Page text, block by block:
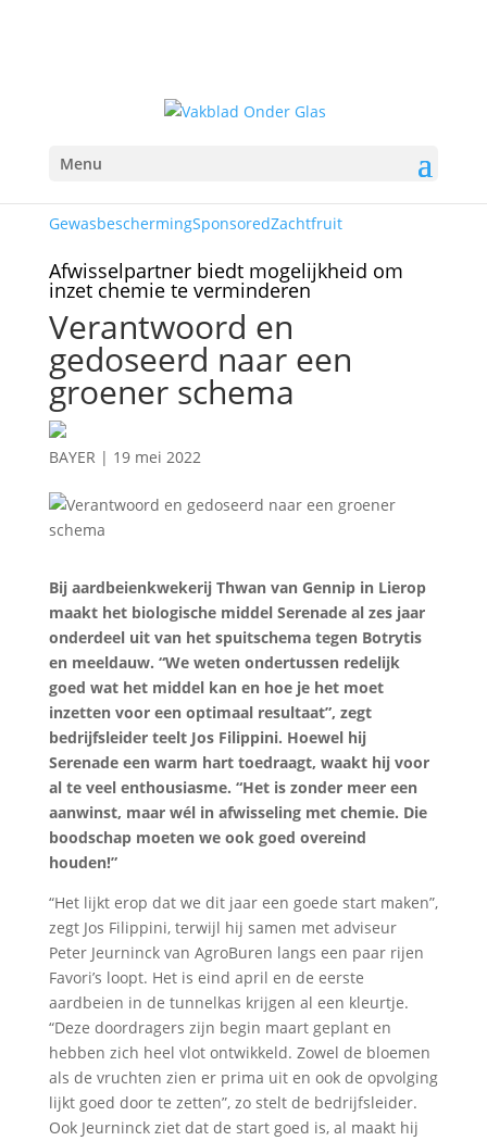
Menu
GewasbeschermingSponsoredZachtfruit
Afwisselpartner biedt mogelijkheid om
inzet chemie te verminderen
Verantwoord en
gedoseerd naar een
groener schema
BAYER | 19 mei 2022
Bij aardbeienkwekerij Thwan van Gennip in Lierop
maakt het biologische middel Serenade al zes jaar
onderdeel uit van het spuitschema tegen Botrytis
en meeldauw. “We weten ondertussen redelijk
goed wat het middel kan en hoe je het moet
inzetten voor een optimaal resultaat”, zegt
bedrijfsleider teelt Jos Filippini. Hoewel hij
Serenade een warm hart toedraagt, waakt hij voor
al te veel enthousiasme. “Het is zonder meer een
aanwinst, maar wél in afwisseling met chemie. Die
boodschap moeten we ook goed overeind
houden!”
“Het lijkt erop dat we dit jaar een goede start maken”,
zegt Jos Filippini, terwijl hij samen met adviseur
Peter Jeurninck van AgroBuren langs een paar rijen
Favori’s loopt. Het is eind april en de eerste
aardbeien in de tunnelkas krijgen al een kleurtje.
“Deze doordragers zijn begin maart geplant en
hebben zich heel vlot ontwikkeld. Zowel de bloemen
als de vruchten zien er prima uit en ook de opvolging
lijkt goed door te zetten”, zo stelt de bedrijfsleider.
Ook Jeurninck ziet dat de start goed is, al maakt hij